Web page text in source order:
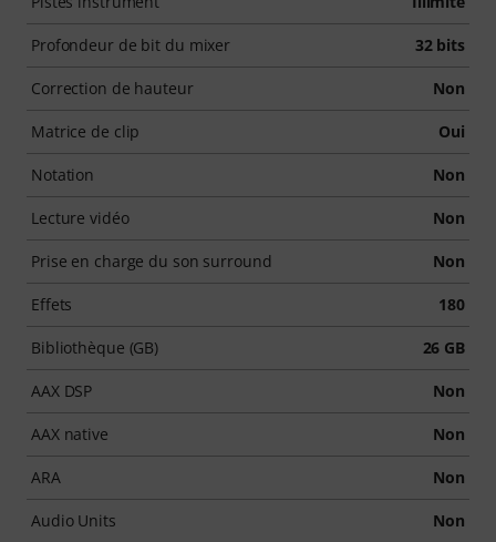
Profondeur de bit du mixer 32 bits
Correction de hauteur Non
Matrice de clip Oui
Notation Non
Lecture vidéo Non
Prise en charge du son surround Non
Effets 180
Bibliothèque (GB) 26 GB
AAX DSP Non
AAX native Non
ARA Non
Audio Units Non